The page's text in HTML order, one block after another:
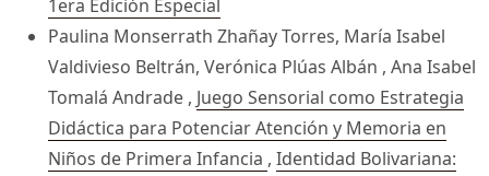
1era Edición Especial
Paulina Monserrath Zhañay Torres, María Isabel
Valdivieso Beltrán, Verónica Plúas Albán , Ana Isabel
Tomalá Andrade , Juego Sensorial como Estrategia
Didáctica para Potenciar Atención y Memoria en
Niños de Primera Infancia , Identidad Bolivariana: